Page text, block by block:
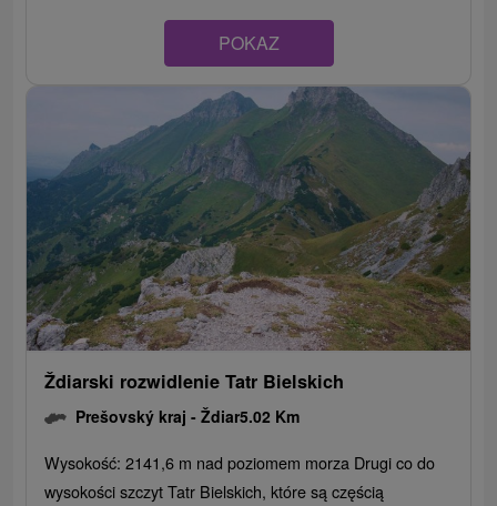
POKAZ
Ždiarski rozwidlenie Tatr Bielskich
Prešovský kraj -Ždiar5.02 Km
Wysokość: 2141,6 m nad poziomem morza Drugi co do
wysokości szczyt Tatr Bielskich, które są częścią